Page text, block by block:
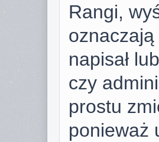
Rangi,
napisał
czy
prostu
ponieważ